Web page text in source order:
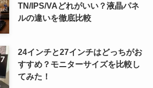
TN/IPS/VAどれがいい？液晶パネ
ルの違いを徹底比較
24インチと27インチはどっちがお
すすめ？モニターサイズを比較し
てみた！